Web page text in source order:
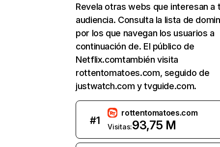
Revela otras webs que interesan a
audiencia. Consulta la lista de
por los que navegan los usuarios a
continuación de. El público de
Netflix.comtambién visita
rottentomatoes.com, seguido de
justwatch.com y tvguide.com.
#1
rottentomatoes.com
Visitas:93,75 M